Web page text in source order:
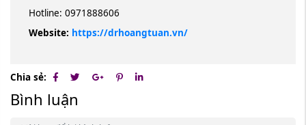
Hotline: 0971888606
Website: https://drhoangtuan.vn/
Chia sẻ:
Bình luận